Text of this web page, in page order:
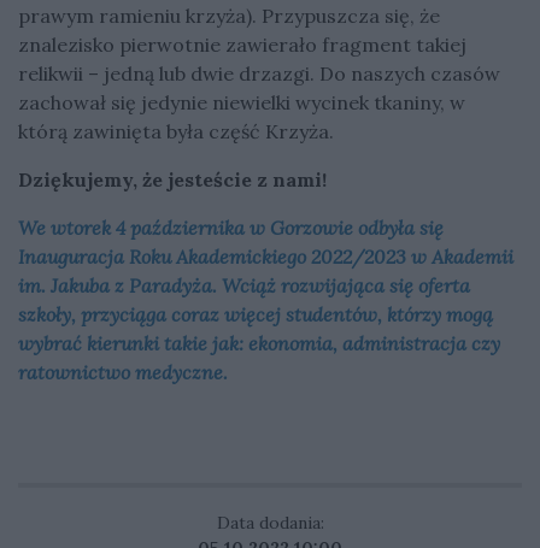
prawym ramieniu krzyża). Przypuszcza się, że
znalezisko pierwotnie zawierało fragment takiej
relikwii – jedną lub dwie drzazgi. Do naszych czasów
zachował się jedynie niewielki wycinek tkaniny, w
którą zawinięta była część Krzyża.
Dziękujemy, że jesteście z nami!
We wtorek 4 października w Gorzowie odbyła się
Inauguracja Roku Akademickiego 2022/2023 w Akademii
im. Jakuba z Paradyża. Wciąż rozwijająca się oferta
szkoły, przyciąga coraz więcej studentów, którzy mogą
wybrać kierunki takie jak: ekonomia, administracja czy
ratownictwo medyczne.
Data dodania: